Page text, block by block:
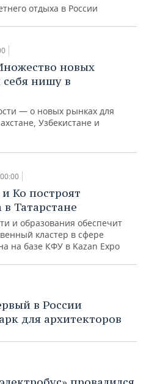
отдыха в России
новых
нишу в
— о новых рынках для
Узбекистане и
Ко построят
Татарстане
и образования обеспечит
кластер в сфере
на базе КФУ в Kazan Expo
в России
для архитекторов